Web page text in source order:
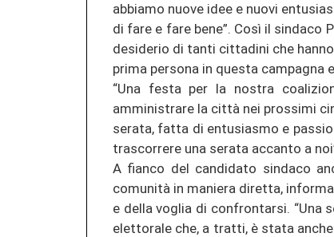
abbiamo nuove idee e nuovi
di fare e fare bene”. Così il sindaco
desiderio di tanti cittadini che
prima persona in questa campagna
“Una festa per la nostra
amministrare la città nei prossimi
serata, fatta di entusiasmo e
trascorrere una serata accanto a
A fianco del candidato sindaco
comunità in maniera diretta,
e della voglia di confrontarsi. “Una
elettorale che, a tratti, è stata